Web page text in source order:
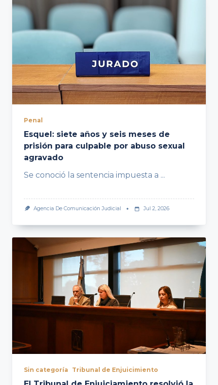
Penal
Esquel: siete años y seis meses de
prisión para culpable por abuso sexual
agravado
Se conoció la sentencia impuesta a ...
Agencia De Comunicación Judicial Jul 2, 2026
Sin categoría Tribunal de Enjuicimiento